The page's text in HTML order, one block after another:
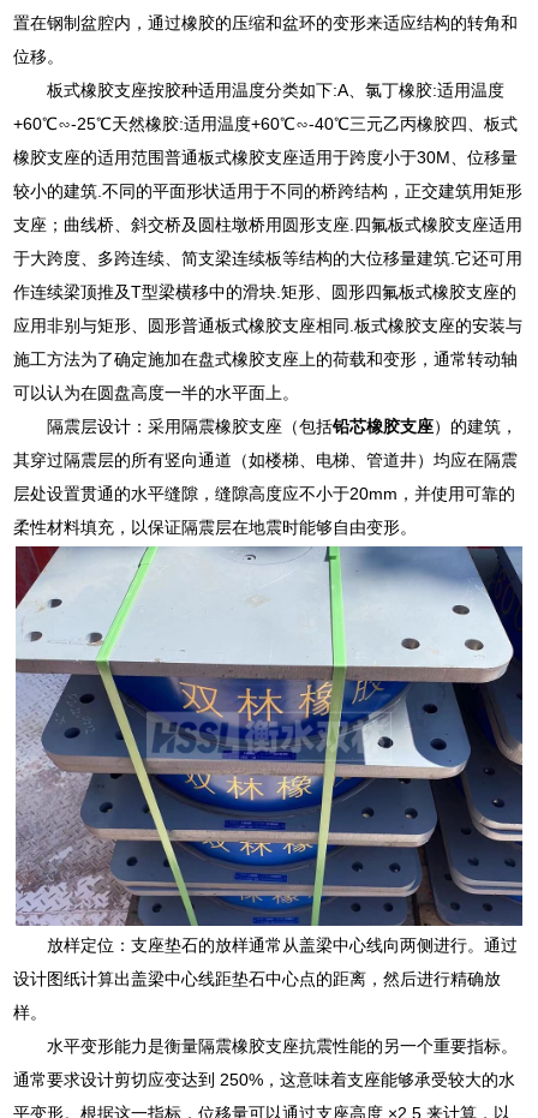
置在钢制盆腔内，通过橡胶的压缩和盆环的变形来适应结构的转角和
位移。
板式橡胶支座按胶种适用温度分类如下:A、氯丁橡胶:适用温度
+60℃∽-25℃天然橡胶:适用温度+60℃∽-40℃三元乙丙橡胶四、板式
橡胶支座的适用范围普通板式橡胶支座适用于跨度小于30M、位移量
较小的建筑.不同的平面形状适用于不同的桥跨结构，正交建筑用矩形
支座；曲线桥、斜交桥及圆柱墩桥用圆形支座.四氟板式橡胶支座适用
于大跨度、多跨连续、简支梁连续板等结构的大位移量建筑.它还可用
作连续梁顶推及T型梁横移中的滑块.矩形、圆形四氟板式橡胶支座的
应用非别与矩形、圆形普通板式橡胶支座相同.板式橡胶支座的安装与
施工方法为了确定施加在盘式橡胶支座上的荷载和变形，通常转动轴
可以认为在圆盘高度一半的水平面上。
隔震层设计：采用隔震橡胶支座（包括铅芯橡胶支座）的建筑，
其穿过隔震层的所有竖向通道（如楼梯、电梯、管道井）均应在隔震
层处设置贯通的水平缝隙，缝隙高度应不小于20mm，并使用可靠的
柔性材料填充，以保证隔震层在地震时能够自由变形。
放样定位：支座垫石的放样通常从盖梁中心线向两侧进行。通过
设计图纸计算出盖梁中心线距垫石中心点的距离，然后进行精确放
样。
水平变形能力是衡量隔震橡胶支座抗震性能的另一个重要指标。
通常要求设计剪切应变达到 250%，这意味着支座能够承受较大的水
平变形。根据这一指标，位移量可以通过支座高度 ×2.5 来计算，以